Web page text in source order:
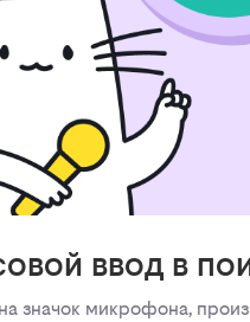
ввод в
значок микрофона,